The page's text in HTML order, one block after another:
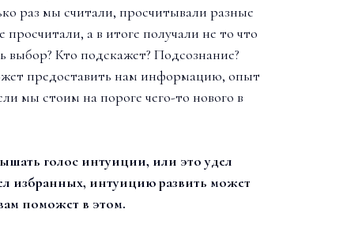
раз мы считали, просчитывали разные
просчитали, а в итоге получали не то что
выбор? Кто подскажет? Подсознание?
предоставить нам информацию, опыт
мы стоим на пороге чего-то нового в
голос интуиции, или это удел
избранных, интуицию развить может
поможет в этом.